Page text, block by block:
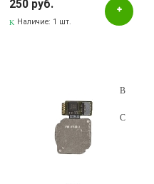
прозрачный (50ml).
250 руб.
Наличие: 1 шт.